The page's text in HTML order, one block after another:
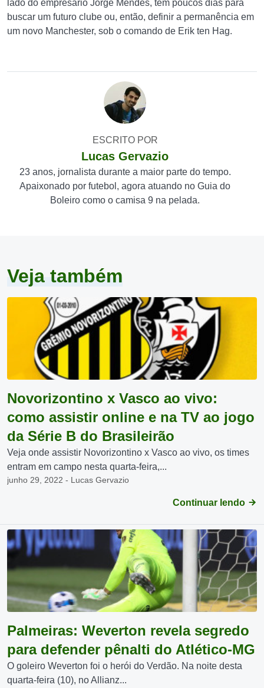
lado do empresário Jorge Mendes, tem poucos dias para
buscar um futuro clube ou, então, definir a permanência em
um novo Manchester, sob o comando de Erik ten Hag.
ESCRITO POR
Lucas Gervazio
23 anos, jornalista durante a maior parte do tempo.
Apaixonado por futebol, agora atuando no Guia do
Boleiro como o camisa 9 na pelada.
Veja também
Novorizontino x Vasco ao vivo:
como assistir online e na TV ao jogo
da Série B do Brasileirão
Veja onde assistir Novorizontino x Vasco ao vivo, os times
entram em campo nesta quarta-feira,...
junho 29, 2022 - Lucas Gervazio
Continuar lendo
Palmeiras: Weverton revela segredo
para defender pênalti do Atlético-MG
O goleiro Weverton foi o herói do Verdão. Na noite desta
quarta-feira (10), no Allianz...